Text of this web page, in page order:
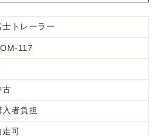
士トレーラー
117
古
入者負担
走可